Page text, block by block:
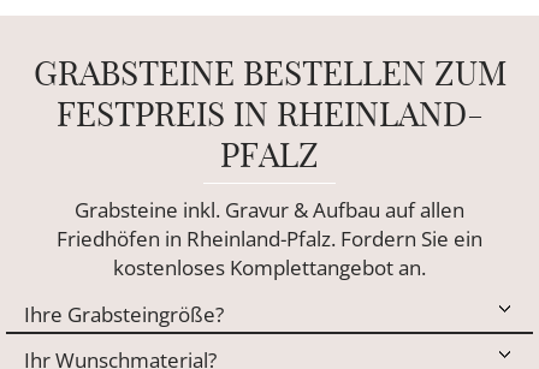
GRABSTEINE BESTELLEN ZUM
FESTPREIS IN RHEINLAND-
PFALZ
Grabsteine inkl. Gravur & Aufbau auf allen
Friedhöfen in Rheinland-Pfalz. Fordern Sie ein
kostenloses Komplettangebot an.